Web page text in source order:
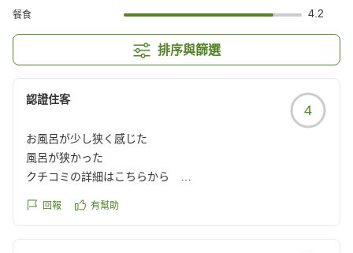
餐食 4.2
排序與篩選
認證住客
4
お風呂が少し狭く感じた
風呂が狭かった
クチコミの詳細はこちらから
reviewId=33123478575112
回報 有幫助